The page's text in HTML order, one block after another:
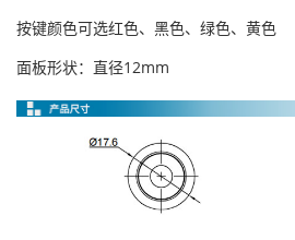
按键颜色可选红色、黑色、绿色、黄色
面板形状：直径12mm